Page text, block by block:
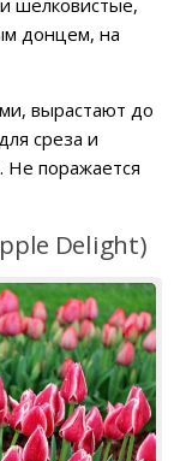
донцем, на
вырастают до
среза и
Не поражается
Delight)